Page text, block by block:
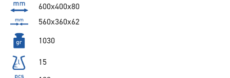
600x400x80
560x360x62
1030
15